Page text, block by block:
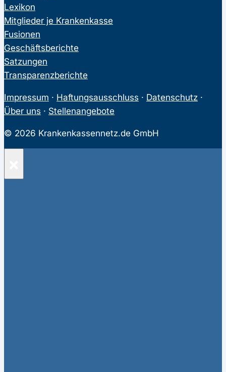
Lexikon
Mitglieder je Krankenkasse
Fusionen
Geschäftsberichte
Satzungen
Transparenzberichte
Impressum · Haftungsausschluss · Datenschutz ·
Über uns · Stellenangebote
© 2026 Krankenkassennetz.de GmbH